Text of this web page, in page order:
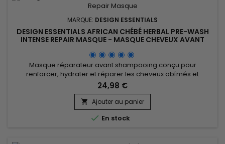
MARQUE: DESIGN ESSENTIALS
DESIGN ESSENTIALS AFRICAN CHÉBÉ HERBAL PRE-WASH
INTENSE REPAIR MASQUE - MASQUE CHEVEUX AVANT
Masque réparateur avant shampooing conçu pour
renforcer, hydrater et réparer les cheveux abîmés et
cassants. Grâce à sa formule enrichie en extraits de Chébé
africain (mélange de beurre de karité, huile de baobab...)
Design Essentials African Chebe Herbal Pre-Wash Intense
Repair Masque hydrate en profondeur pour des cheveux
plus doux et plus souples, aide...
24,98 €
 Ajouter au panier
 En stock